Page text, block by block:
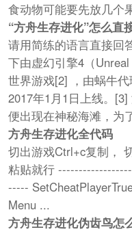
食动物可能要先放几个
“方舟生存进化”怎么直
请用简练的语言直接回
下由虚幻引擎4（
世界游戏[2] ，由蜗牛
2017年1月1日上线。
便出现在神秘海滩，为
方舟生存进化全代码
切出游戏Ctrl+c复制，
粘贴就行
-----
Menu ...
方舟生存进化伪齿鸟怎